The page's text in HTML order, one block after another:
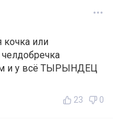
кочка или
и у всё ТЫРЫНДЕЦ
23 0